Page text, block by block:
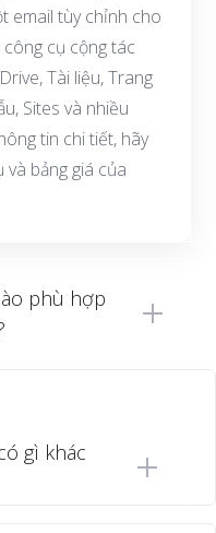
email tùy chỉnh cho
cụ cộng tác
Tài liệu, Trang
Sites và nhiều
tin chi tiết, hãy
bảng giá của
phù hợp
gì khác